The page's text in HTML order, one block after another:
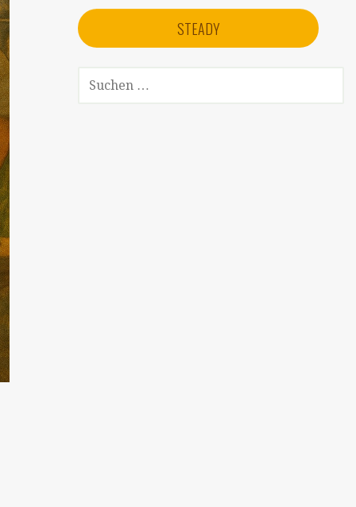
STEADY
SUCHEN
NACH: